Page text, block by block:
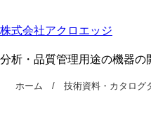
株式会社アクロエッジ
分析・品質管理用途の機器の
ホーム 技術資料・カタログ